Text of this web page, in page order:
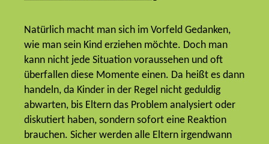
Natürlich macht man sich im Vorfeld Gedanken,
wie man sein Kind erziehen möchte. Doch man
kann nicht jede Situation voraussehen und oft
überfallen diese Momente einen. Da heißt es dann
handeln, da Kinder in der Regel nicht geduldig
abwarten, bis Eltern das Problem analysiert oder
diskutiert haben, sondern sofort eine Reaktion
brauchen. Sicher werden alle Eltern irgendwann